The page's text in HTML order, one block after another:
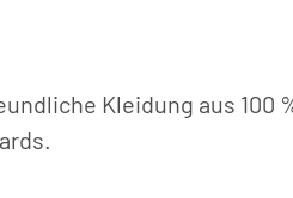
Kleidung aus 100